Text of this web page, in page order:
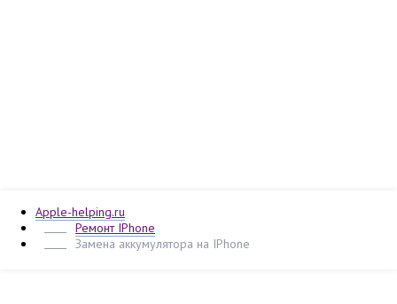
Apple-helping.ru
Ремонт IPhone
Замена аккумулятора на IPhone